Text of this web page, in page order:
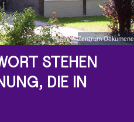
Zentrum Oekumene
STEHEN
DIE IN